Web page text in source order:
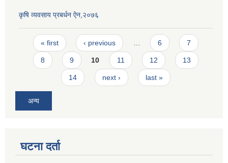
कृषि व्यवसाय प्रबर्धन ऐन,२०७६
Pages
« first ‹ previous 6 7
8 9 10 11 12 13
14 next › last »
अन्य
घटना दर्ता